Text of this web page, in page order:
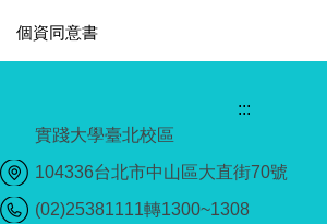
個資同意書
:::
實踐大學臺北校區
104336台北市中山區大直街70號
(02)25381111轉1300~1308